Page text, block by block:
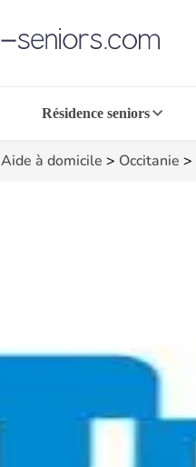
Résidence seniors
Aide à domicile > Occitanie >